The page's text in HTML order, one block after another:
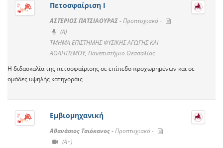
Πετοσφαίριση Ι
ΑΣΤΕΡΙΟΣ ΠΑΤΣΙΑΟΥΡΑΣ -Προπτυχιακό -
(A)
ΤΜΗΜΑ ΕΠΙΣΤΗΜΗΣ ΦΥΣΙΚΗΣ ΑΓΩΓΗΣ ΚΑΙ
ΑΘΛΗΤΙΣΜΟΥ, Πανεπιστήμιο Θεσσαλίας
Η διδασκαλία της πετοσφαίρισης σε επίπεδο προχωρημένων και σε
ομάδες υψηλής κατηγοράις
Εμβιομηχανική
Αθανάσιος Τσιόκανος -Προπτυχιακό -
(A+)